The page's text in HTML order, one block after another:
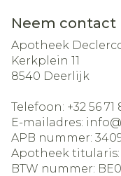
Neem contact
Apotheek
Kerkplein 11
8540 Deerlijk
Telefoon: +32 56 71
E-mailadres: info@
APB nummer:
Apotheek titularis:
BTW nummer: